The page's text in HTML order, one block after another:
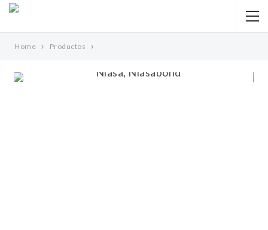
Home Productos